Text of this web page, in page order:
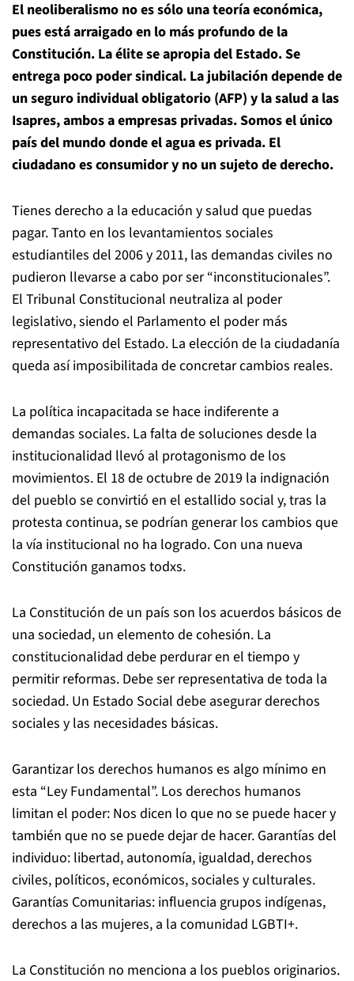
El neoliberalismo no es sólo una teoría económica,
pues está arraigado en lo más profundo de la
Constitución. La élite se apropia del Estado. Se
entrega poco poder sindical. La jubilación depende de
un seguro individual obligatorio (AFP) y la salud a las
Isapres, ambos a empresas privadas. Somos el único
país del mundo donde el agua es privada. El
ciudadano es consumidor y no un sujeto de derecho.
Tienes derecho a la educación y salud que puedas
pagar. Tanto en los levantamientos sociales
estudiantiles del 2006 y 2011, las demandas civiles no
pudieron llevarse a cabo por ser “inconstitucionales”.
El Tribunal Constitucional neutraliza al poder
legislativo, siendo el Parlamento el poder más
representativo del Estado. La elección de la ciudadanía
queda así imposibilitada de concretar cambios reales.
La política incapacitada se hace indiferente a
demandas sociales. La falta de soluciones desde la
institucionalidad llevó al protagonismo de los
movimientos. El 18 de octubre de 2019 la indignación
del pueblo se convirtió en el estallido social y, tras la
protesta continua, se podrían generar los cambios que
la vía institucional no ha logrado. Con una nueva
Constitución ganamos todxs.
La Constitución de un país son los acuerdos básicos de
una sociedad, un elemento de cohesión. La
constitucionalidad debe perdurar en el tiempo y
permitir reformas. Debe ser representativa de toda la
sociedad. Un Estado Social debe asegurar derechos
sociales y las necesidades básicas.
Garantizar los derechos humanos es algo mínimo en
esta “Ley Fundamental”. Los derechos humanos
limitan el poder: Nos dicen lo que no se puede hacer y
también que no se puede dejar de hacer. Garantías del
individuo: libertad, autonomía, igualdad, derechos
civiles, políticos, económicos, sociales y culturales.
Garantías Comunitarias: influencia grupos indígenas,
derechos a las mujeres, a la comunidad LGBTI+.
La Constitución no menciona a los pueblos originarios.